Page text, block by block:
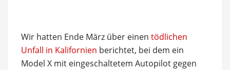
Wir hatten Ende März über einen tödlichen
Unfall in Kalifornien berichtet, bei dem ein
Model X mit eingeschaltetem Autopilot gegen